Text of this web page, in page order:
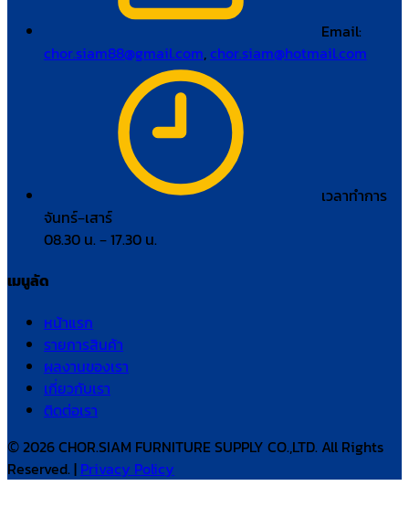
Email:
chor.siam88@gmail.com,chor.siam@hotmail.com
เวลาทำการ
จันทร์–เสาร์
08.30 น. – 17.30 น.
เมนูลัด
หน้าแรก
รายการสินค้า
ผลงานของเรา
เกี่ยวกับเรา
ติดต่อเรา
© 2026 CHOR.SIAM FURNITURE SUPPLY CO.,LTD. All Rights
Reserved. | Privacy Policy